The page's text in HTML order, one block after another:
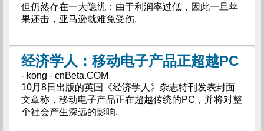
但仍然存在一大隐忧：由于利润率过低，因此一旦苹
果还击，亚马逊就难免受伤.
经济学人：移动电子产品正超越PC
- kong - cnBeta.COM
10月8日出版的英国《经济学人》杂志特刊发表封面
文章称，移动电子产品正在超越传统的PC，并将对整
个社会产生深远的影响.